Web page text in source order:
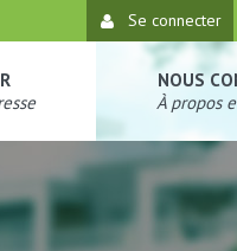
Se connecter
NOUS
À propos